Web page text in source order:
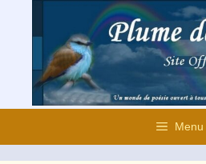
contenu
Menu